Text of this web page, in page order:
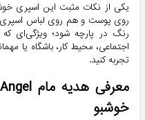
یکی از نکات مثبت این اسپری
روی پوست و هم روی لباس
رنگ در پارچه شود؛ ویژگی‌ای
اجتماعی، محیط کار، باشگاه یا
تجربه کنید.
معرفی هدیه مام
خوشبو